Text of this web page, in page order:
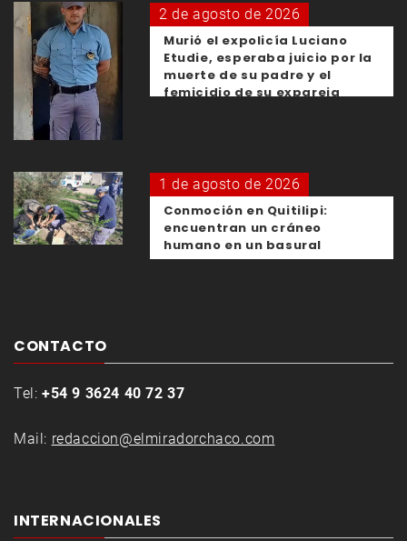
2 de agosto de 2026
Murió el expolicía Luciano
Etudie, esperaba juicio por la
muerte de su padre y el
femicidio de su expareja
1 de agosto de 2026
Conmoción en Quitilipi:
encuentran un cráneo
humano en un basural
CONTACTO
Tel: +54 9 3624 40 72 37
Mail: redaccion@elmiradorchaco.com
INTERNACIONALES